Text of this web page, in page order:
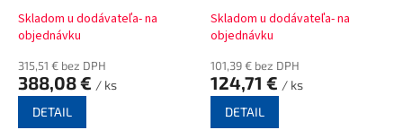
Skladom u dodávateľa- na
objednávku
315,51 € bez DPH
388,08 € / ks
DETAIL
Skladom u dodávateľa- na
objednávku
101,39 € bez DPH
124,71 € / ks
DETAIL